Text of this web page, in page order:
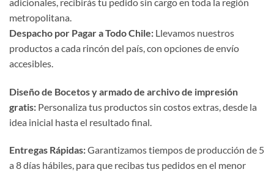
metropolitana.
Despacho por Pagar a Todo Chile: Llevamos nuestros
productos a cada rincón del país, con opciones de envío
accesibles.
Diseño de Bocetos y armado de archivo de impresión
gratis: Personaliza tus productos sin costos extras, desde la
idea inicial hasta el resultado final.
Entregas Rápidas:Garantizamos tiempos de producción de 5
a 8 días hábiles, para que recibas tus pedidos en el menor